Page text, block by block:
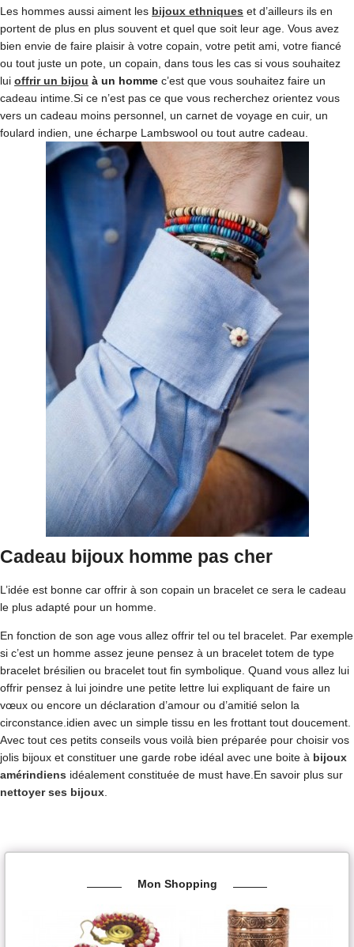
Les hommes aussi aiment les bijoux ethniques et d’ailleurs ils en
portent de plus en plus souvent et quel que soit leur age. Vous avez
bien envie de faire plaisir à votre copain, votre petit ami, votre fiancé
ou tout juste un pote, un copain, dans tous les cas si vous souhaitez
lui offrir un bijou à un homme c’est que vous souhaitez faire un
cadeau intime.Si ce n’est pas ce que vous recherchez orientez vous
vers un cadeau moins personnel, un carnet de voyage en cuir, un
foulard indien, une écharpe Lambswool ou tout autre cadeau.
Cadeau bijoux homme pas cher
L’idée est bonne car offrir à son copain un bracelet ce sera le cadeau
le plus adapté pour un homme.
En fonction de son age vous allez offrir tel ou tel bracelet. Par exemple
si c’est un homme assez jeune pensez à un bracelet totem de type
bracelet brésilien ou bracelet tout fin symbolique. Quand vous allez lui
offrir pensez à lui joindre une petite lettre lui expliquant de faire un
vœux ou encore un déclaration d’amour ou d’amitié selon la
circonstance.idien avec un simple tissu en les frottant tout doucement.
Avec tout ces petits conseils vous voilà bien préparée pour choisir vos
jolis bijoux et constituer une garde robe idéal avec une boite à bijoux
amérindiens idéalement constituée de must have.En savoir plus sur
nettoyer ses bijoux.
Mon Shopping